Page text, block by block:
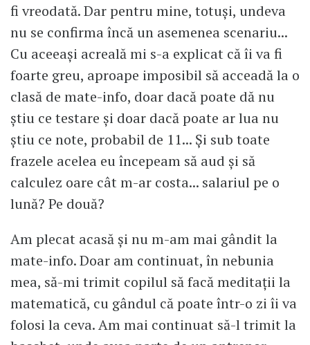
fi vreodată. Dar pentru mine, totuși, undeva
nu se confirma încă un asemenea scenariu...
Cu aceeași acreală mi s-a explicat că îi va fi
foarte greu, aproape imposibil să acceadă la o
clasă de mate-info, doar dacă poate dă nu
știu ce testare și doar dacă poate ar lua nu
știu ce note, probabil de 11... Și sub toate
frazele acelea eu începeam să aud și să
calculez oare cât m-ar costa... salariul pe o
lună? Pe două?
Am plecat acasă și nu m-am mai gândit la
mate-info. Doar am continuat, în nebunia
mea, să-mi trimit copilul să facă meditații la
matematică, cu gândul că poate într-o zi îi va
folosi la ceva. Am mai continuat să-l trimit la